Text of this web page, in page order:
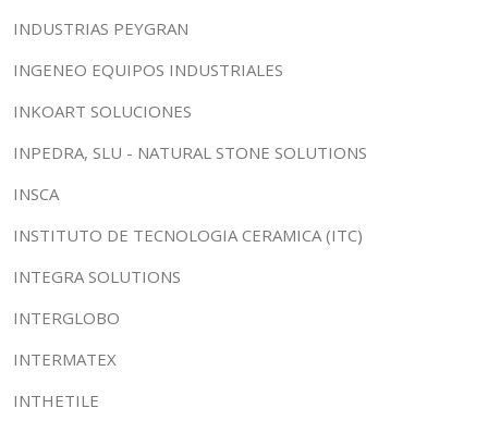
INDUSTRIAS PEYGRAN
INGENEO EQUIPOS INDUSTRIALES
INKOART SOLUCIONES
INPEDRA, SLU - NATURAL STONE SOLUTIONS
INSCA
INSTITUTO DE TECNOLOGIA CERAMICA (ITC)
INTEGRA SOLUTIONS
INTERGLOBO
INTERMATEX
INTHETILE